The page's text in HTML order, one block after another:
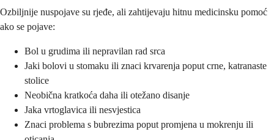
Ozbiljnije nuspojave su rjeđe, ali zahtijevaju hitnu medicinsku pomoć
ako se pojave:
Bol u grudima ili nepravilan rad srca
Jaki bolovi u stomaku ili znaci krvarenja poput crne, katranaste
stolice
Neobična kratkoća daha ili otežano disanje
Jaka vrtoglavica ili nesvjestica
Znaci problema s bubrezima poput promjena u mokrenju ili